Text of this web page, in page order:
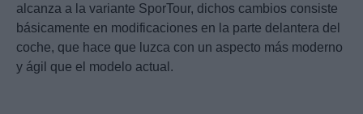
alcanza a la variante SporTour, dichos cambios consiste
básicamente en modificaciones en la parte delantera del
coche, que hace que luzca con un aspecto más moderno
y ágil que el modelo actual.